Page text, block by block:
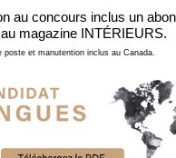
au concours inclus un
magazine INTÉRIEURS.
poste et manutention inclus au Canada.